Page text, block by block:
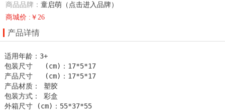
商品品牌：童启萌（点击进入品牌）
商城价 :￥26
产品详情
适用年龄：3+
包装尺寸   (cm)：17*5*17
产品尺寸   (cm)：17*5*17
产品材质： 塑胶
包装方式： 彩盒
外箱尺寸 (cm)：55*37*55